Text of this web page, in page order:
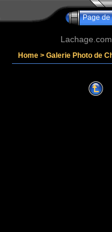
Page de
Home > Galerie Photo de